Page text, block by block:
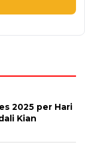
2025 per Hari
Kian